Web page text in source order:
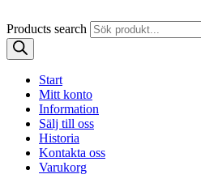
Products search
Start
Mitt konto
Information
Sälj till oss
Historia
Kontakta oss
Varukorg